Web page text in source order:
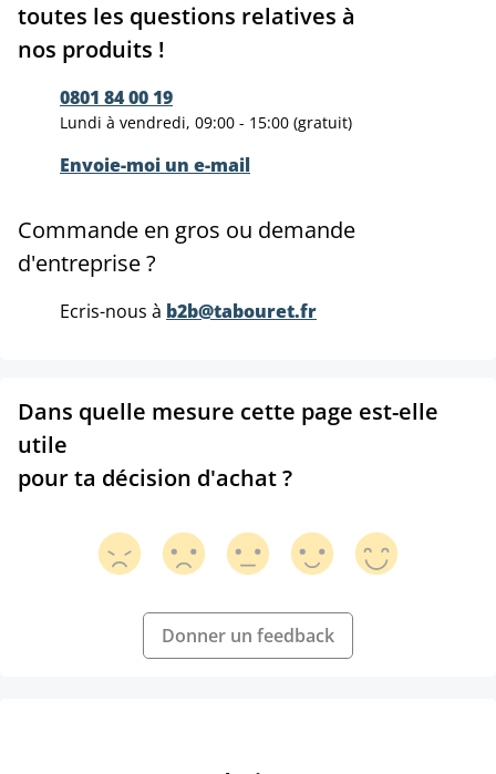
toutes les questions relatives à
nos produits !
0801 84 00 19
Lundi à vendredi, 09:00 - 15:00 (gratuit)
Envoie-moi un e-mail
Commande en gros ou demande
d'entreprise ?
Ecris-nous à b2b@tabouret.fr
Dans quelle mesure cette page est-elle
utile
pour ta décision d'achat ?
Donner un feedback